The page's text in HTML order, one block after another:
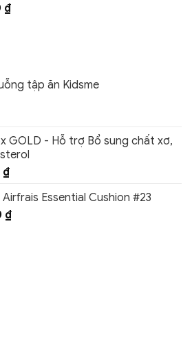
₫
tập ăn Kidsme
GOLD - Hỗ trợ Bổ sung chất xơ,
₫
Essential Cushion #23
₫